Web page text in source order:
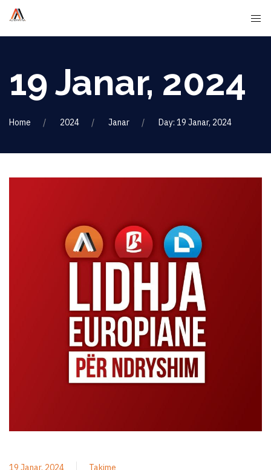
19 Janar, 2024
Home 2024 Janar Day: 19 Janar, 2024
19 Janar, 2024 Takime